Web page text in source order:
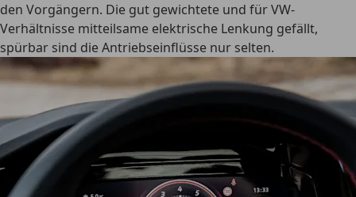
den Vorgängern. Die gut gewichtete und für VW-
Verhältnisse mitteilsame elektrische Lenkung gefällt,
spürbar sind die Antriebseinflüsse nur selten.